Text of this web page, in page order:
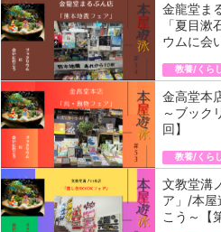
金龍堂ま
「夏目
ウムに会
教養/くら
金高堂本
～ブック
回】
教養/くら
文教堂溝
ア」/本屋
こう～【